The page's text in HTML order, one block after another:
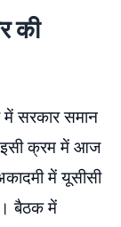
की
सरकार समान
इसी क्रम में आज
में यूसीसी
बैठक में